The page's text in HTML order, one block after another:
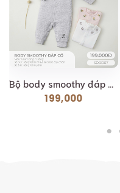
199,000